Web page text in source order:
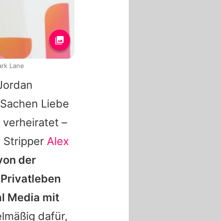
Liebe
–
Alex
der
Media mit
dafür,
Lane